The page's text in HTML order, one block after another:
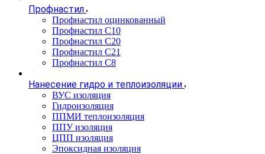
Профнастил
Профнастил оцинкованный
Профнастил С10
Профнастил С20
Профнастил С21
Профнастил С8
Нанесение гидро и теплоизоляции
ВУС изоляция
Гидроизоляция
ППМИ теплоизоляция
ППУ изоляция
ЦПП изоляция
Эпоксидная изоляция